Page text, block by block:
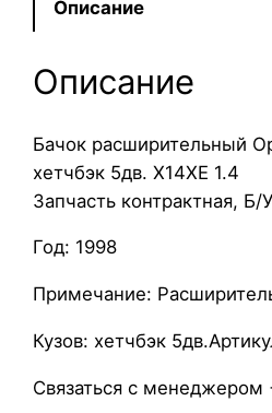
а
а
ч
о
р
а
ш
р
Описание
Описание
Бачок расширительный
хетчбэк 5дв. X14XE 1.4
Запчасть контрактная, Б/
Год: 1998
Примечание:
Кузов: хетчбэк
Связаться с